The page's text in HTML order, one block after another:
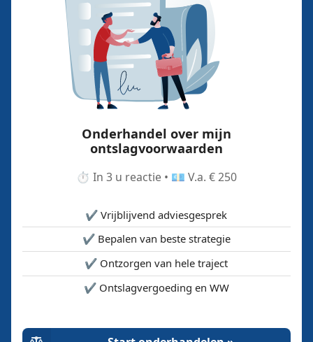
Onderhandel over mijn
ontslagvoorwaarden
⏱️ In 3 u reactie • 💶 V.a. € 250
✔️ Vrijblijvend adviesgesprek
✔️ Bepalen van beste strategie
✔️ Ontzorgen van hele traject
✔️ Ontslagvergoeding en WW